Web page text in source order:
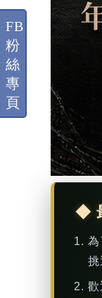
◆
為
挑
歡
FB
粉
絲
專
頁